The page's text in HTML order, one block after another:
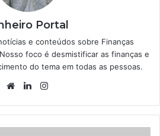
Portal
e conteúdos sobre Finanças
foco é desmistificar as finanças e
do tema em todas as pessoas.
WebsiteLinkedin